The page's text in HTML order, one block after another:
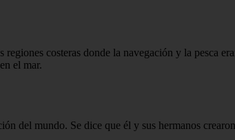
costeras donde la navegación y la pesca
el mar.
del mundo. Se dice que él y sus hermanos